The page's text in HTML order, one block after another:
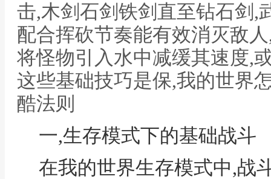
击,木剑石剑铁剑直至钻石剑,
配合挥砍节奏能有效消灭敌
将怪物引入水中减缓其速度,
这些基础技巧是保,我的世界
酷法则
一,生存模式下的基础战斗
在我的世界生存模式中,战